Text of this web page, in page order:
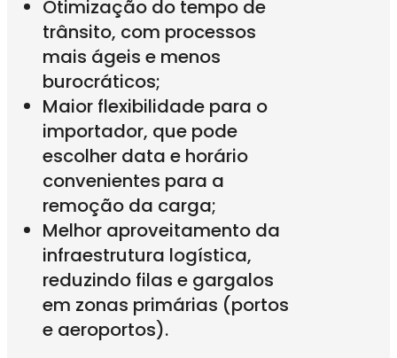
Otimização do tempo de
trânsito, com processos
mais ágeis e menos
burocráticos;
Maior flexibilidade para o
importador, que pode
escolher data e horário
convenientes para a
remoção da carga;
Melhor aproveitamento da
infraestrutura logística,
reduzindo filas e gargalos
em zonas primárias (portos
e aeroportos).